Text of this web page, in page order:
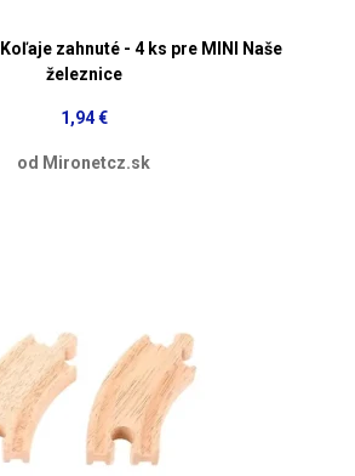
Koľaje zahnuté - 4 ks pre MINI Naše
železnice
1,94 €
od Mironetcz.sk